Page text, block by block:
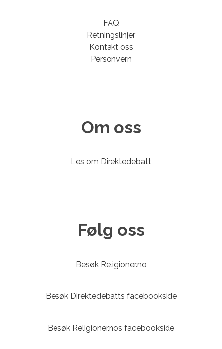
FAQ
Retningslinjer
Kontakt oss
Personvern
Om oss
Les om Direktedebatt
Følg oss
Besøk Religioner.no
Besøk Direktedebatts facebookside
Besøk Religioner.nos facebookside